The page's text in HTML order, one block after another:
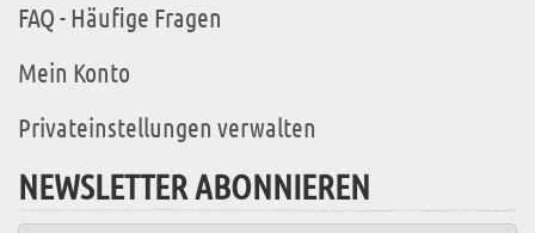
FAQ - Häufige Fragen
Mein Konto
Privateinstellungen verwalten
NEWSLETTER ABONNIEREN